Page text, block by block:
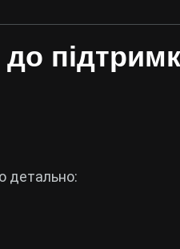
детально: